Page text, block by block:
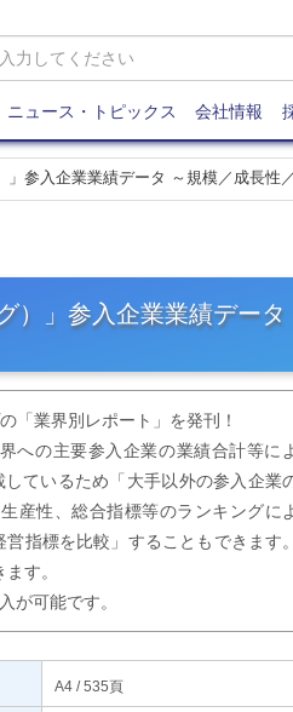
ニュース・トピックス 会社情報
参入企業業績データ ～規模／成長性
）」参入企業業績データ
「業界別レポート」を発刊！
への主要参入企業の業績合計等に
ているため「大手以外の参入企業
産性、総合指標等のランキングに
営指標を比較」することもできます
す。
が可能です。
A4 / 535頁